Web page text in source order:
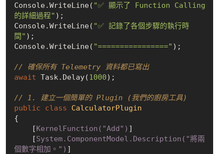
Console.WriteLine( "✅ 顯示了 Function Calling
的詳細過程" );
Console.WriteLine( "✅ 記錄了各個步驟的執行時
間" );
Console.WriteLine( "================" );
// 確保所有 Telemetry 資料都已寫出
await Task.Delay(1000);
// 1. 建立一個簡單的 Plugin (我們的廚房工具)
public
class
CalculatorPlugin
{
    [
KernelFunction( "Add" ) ]
    [
System.ComponentModel.Description( "將兩
個數字相加。" ) ]